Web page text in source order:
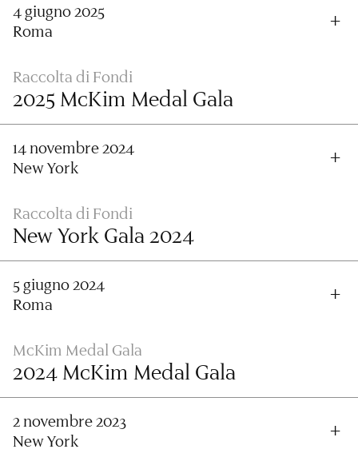
4 giugno 2025
Roma
Raccolta di Fondi
2025 McKim Medal Gala
14 novembre 2024
New York
Raccolta di Fondi
New York Gala 2024
5 giugno 2024
Roma
McKim Medal Gala
2024 McKim Medal Gala
2 novembre 2023
New York